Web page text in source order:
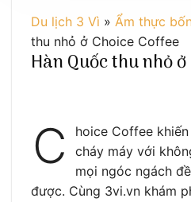
Du lịch 3 Vì » Ẩm thực
thu nhỏ ở Choice Coffee
Hàn Quốc thu nhỏ
C
hoice Coffee
cháy máy với
mọi ngóc ngách
được. Cùng 3vi.vn khám